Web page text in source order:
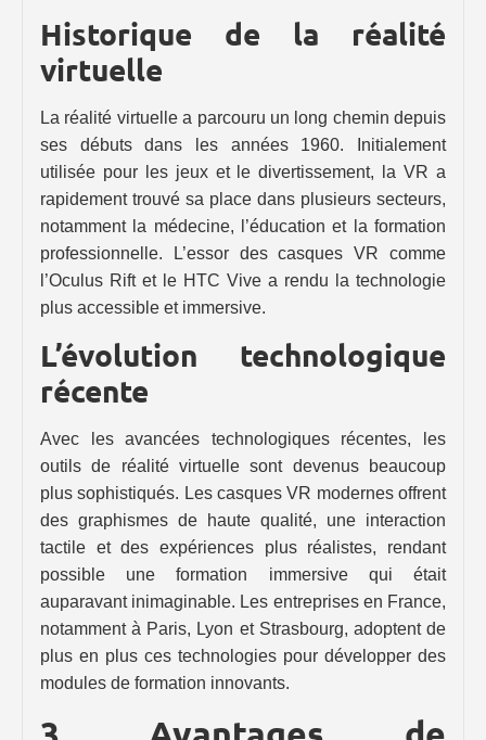
Historique de la réalité
virtuelle
La réalité virtuelle a parcouru un long chemin depuis
ses débuts dans les années 1960. Initialement
utilisée pour les jeux et le divertissement, la VR a
rapidement trouvé sa place dans plusieurs secteurs,
notamment la médecine, l’éducation et la formation
professionnelle. L’essor des casques VR comme
l’Oculus Rift et le HTC Vive a rendu la technologie
plus accessible et immersive.
L’évolution technologique
récente
Avec les avancées technologiques récentes, les
outils de réalité virtuelle sont devenus beaucoup
plus sophistiqués. Les casques VR modernes offrent
des graphismes de haute qualité, une interaction
tactile et des expériences plus réalistes, rendant
possible une formation immersive qui était
auparavant inimaginable. Les entreprises en France,
notamment à Paris, Lyon et Strasbourg, adoptent de
plus en plus ces technologies pour développer des
modules de formation innovants.